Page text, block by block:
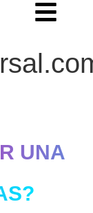
UNA